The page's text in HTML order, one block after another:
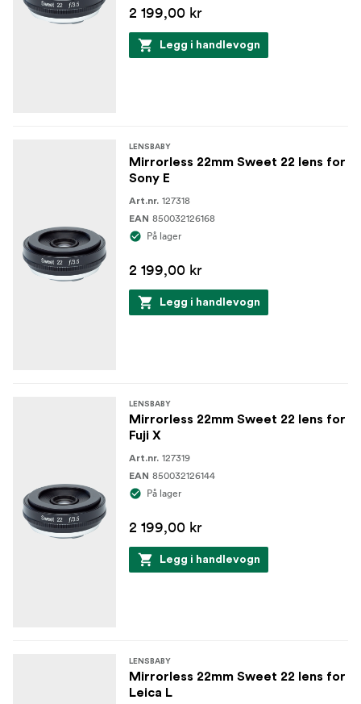
2 199,00 kr
Legg i handlevogn
LENSBABY
Mirrorless 22mm Sweet 22 lens for
Sony E
Art.nr. 127318
EAN 850032126168
På lager
2 199,00 kr
Legg i handlevogn
LENSBABY
Mirrorless 22mm Sweet 22 lens for
Fuji X
Art.nr. 127319
EAN 850032126144
På lager
2 199,00 kr
Legg i handlevogn
LENSBABY
Mirrorless 22mm Sweet 22 lens for
Leica L